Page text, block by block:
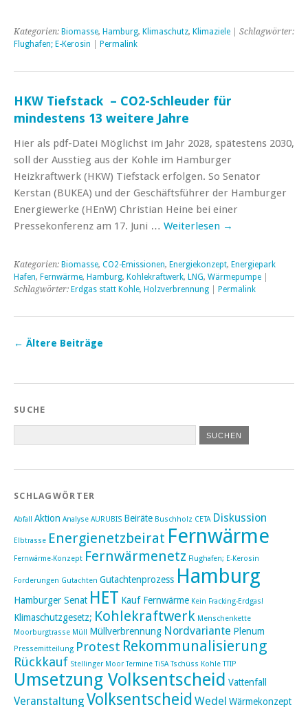
Kategorien: Biomasse, Hamburg, Klimaschutz, Klimaziele | Schlagwörter:
Flughafen; E-Kerosin
Permalink
HKW Tiefstack – CO2-Schleuder für
mindestens 13 weitere Jahre
Hier als pdf-Datei Möglichst im Jahr 2028, spätestens 2030,
soll der Ausstieg aus der Kohle im Hamburger
Heizkraftwerk (HKW) Tiefstack erfolgen. So Senator
Kerstan (BUKEA) und der Geschäftsführer der Hamburger
Energiewerke (HEnW) Christian Heine bei einer
Pressekonferenz am 17. Juni … Weiterlesen →
Kategorien: Biomasse, CO2-Emissionen, Energiekonzept, Energiepark
Hafen, Fernwärme, Hamburg, Kohlekraftwerk, LNG, Wärmepumpe
Schlagwörter: Erdgas statt Kohle, Holzverbrennung Permalink
← Ältere Beiträge
SUCHE
SCHLAGWÖRTER
Abfall Aktion Analyse AURUBIS Beiräte Buschholz CETA Diskussion
Elbtrasse Energienetzbeirat Fernwärme
Fernwärme-Konzept Fernwärmenetz Flughafen; E-Kerosin
Forderungen Gutachten Gutachtenprozess Hamburg
Hamburger Senat HET Kauf Fernwärme Kein Fracking-Erdgas!
Klimaschutzgesetz; Kohlekraftwerk Menschenkette
Moorburgtrasse Müll Müllverbrennung Nordvariante Plenum
Pressemitteilung Protest Rekommunalisierung
Rückkauf Stellinger Moor Termine TiSA Tschüss Kohle TTIP
Umsetzung Volksentscheid Vattenfall
Veranstaltung Volksentscheid Wedel Wärmekonzept